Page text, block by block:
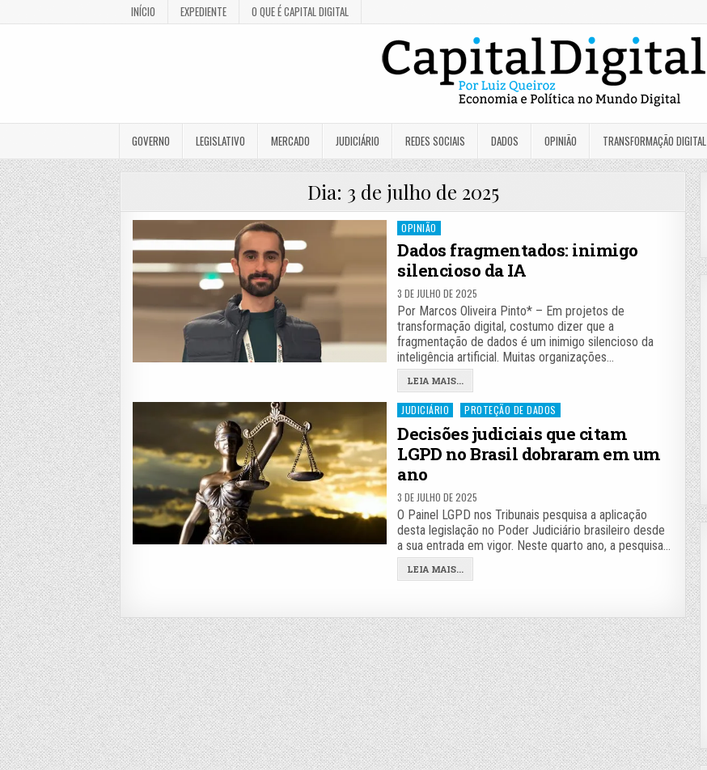
INÍCIO EXPEDIENTE O QUE É CAPITAL DIGITAL
GOVERNO LEGISLATIVO MERCADO JUDICIÁRIO REDES SOCIAIS DADOS OPINIÃO TRANSFORMAÇÃO DIGITAL
Dia: 3 de julho de 2025
Posted
in
OPINIÃO
Dados fragmentados: inimigo
silencioso da IA
3 DE JULHO DE 2025
Por Marcos Oliveira Pinto* – Em projetos de
transformação digital, costumo dizer que a
fragmentação de dados é um inimigo silencioso da
inteligência artificial. Muitas organizações…
LEIA MAIS...
Posted
in
JUDICIÁRIO PROTEÇÃO DE DADOS
Decisões judiciais que citam
LGPD no Brasil dobraram em um
ano
3 DE JULHO DE 2025
O Painel LGPD nos Tribunais pesquisa a aplicação
desta legislação no Poder Judiciário brasileiro desde
a sua entrada em vigor. Neste quarto ano, a pesquisa…
LEIA MAIS...